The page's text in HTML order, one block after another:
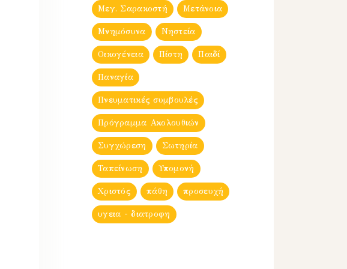
Μεγ. Σαρακοστή Μετάνοια
Μνημόσυνα Νηστεία
Οικογένεια Πίστη Παιδί
Παναγία
Πνευματικές συμβουλές
Πρόγραμμα Ακολουθιών
Συγχώρεση Σωτηρία
Ταπείνωση Υπομονή
Χριστός πάθη προσευχή
υγεια - διατροφη